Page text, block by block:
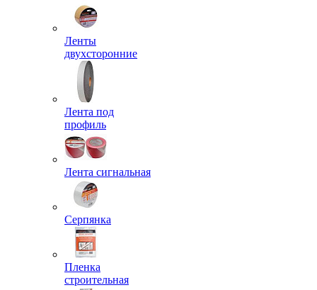
Ленты
двухсторонние
Лента под
профиль
Лента сигнальная
Серпянка
Пленка
строительная